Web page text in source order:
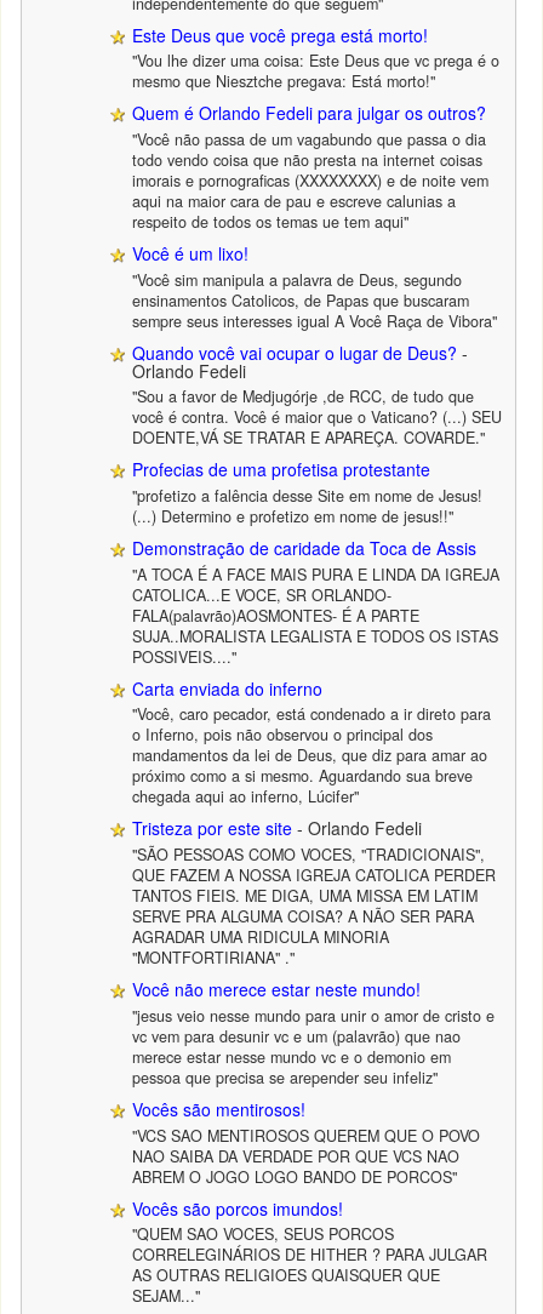
Este Deus que você prega está morto!
"Vou lhe dizer uma coisa: Este Deus que vc prega é o
mesmo que Niesztche pregava: Está morto!"
Quem é Orlando Fedeli para julgar os outros?
"Você não passa de um vagabundo que passa o dia
todo vendo coisa que não presta na internet coisas
imorais e pornograficas (XXXXXXXX) e de noite vem
aqui na maior cara de pau e escreve calunias a
respeito de todos os temas ue tem aqui"
Você é um lixo!
"Você sim manipula a palavra de Deus, segundo
ensinamentos Catolicos, de Papas que buscaram
sempre seus interesses igual A Você Raça de Vibora"
Quando você vai ocupar o lugar de Deus? -
Orlando Fedeli
"Sou a favor de Medjugórje ,de RCC, de tudo que
você é contra. Você é maior que o Vaticano? (...) SEU
DOENTE,VÁ SE TRATAR E APAREÇA. COVARDE."
Profecias de uma profetisa protestante
"profetizo a falência desse Site em nome de Jesus!
(...) Determino e profetizo em nome de jesus!!"
Demonstração de caridade da Toca de Assis
"A TOCA É A FACE MAIS PURA E LINDA DA IGREJA
CATOLICA...E VOCE, SR ORLANDO-
FALA(palavrão)AOSMONTES- É A PARTE
SUJA..MORALISTA LEGALISTA E TODOS OS ISTAS
POSSIVEIS...."
Carta enviada do inferno
"Você, caro pecador, está condenado a ir direto para
o Inferno, pois não observou o principal dos
mandamentos da lei de Deus, que diz para amar ao
próximo como a si mesmo. Aguardando sua breve
chegada aqui ao inferno, Lúcifer"
Tristeza por este site - Orlando Fedeli
"SÃO PESSOAS COMO VOCES, "TRADICIONAIS",
QUE FAZEM A NOSSA IGREJA CATOLICA PERDER
TANTOS FIEIS. ME DIGA, UMA MISSA EM LATIM
SERVE PRA ALGUMA COISA? A NÃO SER PARA
AGRADAR UMA RIDICULA MINORIA
"MONTFORTIRIANA" ."
Você não merece estar neste mundo!
"jesus veio nesse mundo para unir o amor de cristo e
vc vem para desunir vc e um (palavrão) que nao
merece estar nesse mundo vc e o demonio em
pessoa que precisa se arepender seu infeliz"
Vocês são mentirosos!
"VCS SAO MENTIROSOS QUEREM QUE O POVO
NAO SAIBA DA VERDADE POR QUE VCS NAO
ABREM O JOGO LOGO BANDO DE PORCOS"
Vocês são porcos imundos!
"QUEM SAO VOCES, SEUS PORCOS
CORRELEGINÁRIOS DE HITHER ? PARA JULGAR
AS OUTRAS RELIGIOES QUAISQUER QUE
SEJAM..."